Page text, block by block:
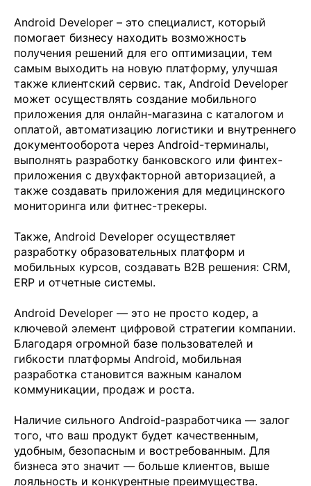
Android Developer – это специалист, который
помогает бизнесу находить возможность
получения решений для его оптимизации, тем
самым выходить на новую платформу, улучшая
также клиентский сервис. так, Android Developer
может осуществлять создание мобильного
приложения для онлайн-магазина с каталогом и
оплатой, автоматизацию логистики и внутреннего
документооборота через Android-терминалы,
выполнять разработку банковского или финтех-
приложения с двухфакторной авторизацией, а
также создавать приложения для медицинского
мониторинга или фитнес-трекеры.
Также, Android Developer осуществляет
разработку образовательных платформ и
мобильных курсов, создавать B2B решения: CRM,
ERP и отчетные системы.
Android Developer — это не просто кодер, а
ключевой элемент цифровой стратегии компании.
Благодаря огромной базе пользователей и
гибкости платформы Android, мобильная
разработка становится важным каналом
коммуникации, продаж и роста.
Наличие сильного Android-разработчика — залог
того, что ваш продукт будет качественным,
удобным, безопасным и востребованным. Для
бизнеса это значит — больше клиентов, выше
лояльность и конкурентные преимущества.